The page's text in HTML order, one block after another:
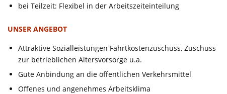
bei Teilzeit: Flexibel in der Arbeitszeiteinteilung
UNSER ANGEBOT
Attraktive Sozialleistungen Fahrtkostenzuschuss, Zuschuss
zur betrieblichen Altersvorsorge u.a.
Gute Anbindung an die öffentlichen Verkehrsmittel
Offenes und angenehmes Arbeitsklima